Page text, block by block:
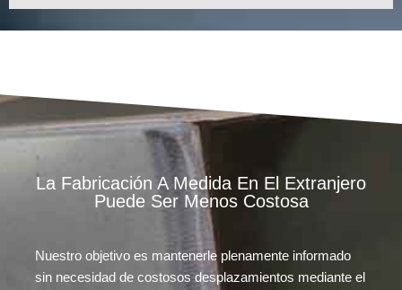
La Fabricación A Medida En El Extranjero
Puede Ser Menos Costosa
Nuestro objetivo es mantenerle plenamente informado
sin necesidad de costosos desplazamientos mediante el